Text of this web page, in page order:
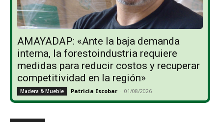
AMAYADAP: «Ante la baja demanda
interna, la forestoindustria requiere
medidas para reducir costos y recuperar
competitividad en la región»
Madera & Mueble Patricia Escobar - 01/08/2026